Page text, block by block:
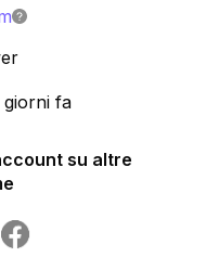
giorni fa
su altre